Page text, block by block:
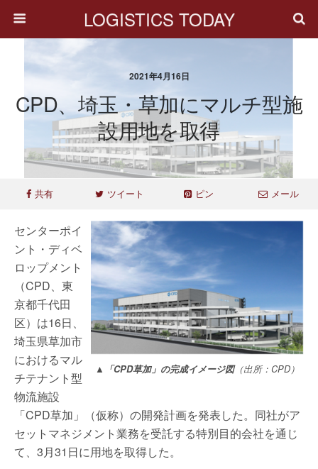
LOGISTICS TODAY
2021年4月16日
CPD、埼玉・草加にマルチ型施
設用地を取得
共有 ツイート ピン メール
▲「CPD草加」の完成イメージ図（出所：CPD）
センターポイ
ント・ディベ
ロップメント
（CPD、東
京都千代田
区）は16日、
埼玉県草加市
におけるマル
チテナント型
物流施設
「CPD草加」（仮称）の開発計画を発表した。同社がア
セットマネジメント業務を受託する特別目的会社を通じ
て、3月31日に用地を取得した。